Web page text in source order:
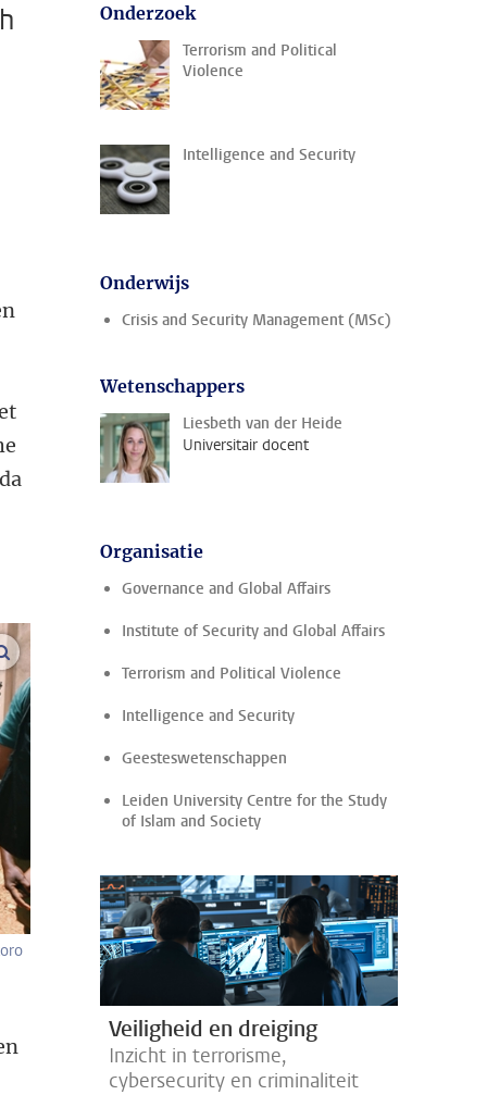
vergroot afbeeldingen
Onderzoek
Terrorism and Political
Violence
Intelligence and Security
Onderwijs
Crisis and Security Management (MSc)
Wetenschappers
Liesbeth van der Heide
Universitair docent
Organisatie
Governance and Global Affairs
Institute of Security and Global Affairs
Terrorism and Political Violence
Intelligence and Security
Geesteswetenschappen
Leiden University Centre for the Study
of Islam and Society
Veiligheid en dreiging
Inzicht in terrorisme,
cybersecurity en criminaliteit